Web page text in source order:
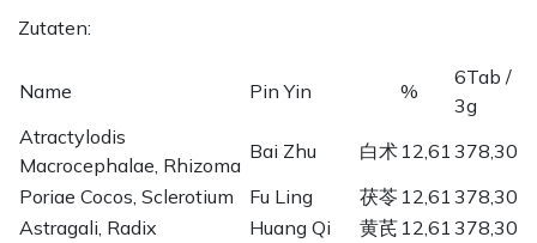
Zutaten:
Name Pin Yin %
6Tab /
3g
Atractylodis
Macrocephalae, Rhizoma
Bai Zhu 白术 12,61 378,30
Poriae Cocos, Sclerotium
Fu Ling 茯苓 12,61 378,30
Astragali, Radix
Huang Qi 黄芪 12,61 378,30